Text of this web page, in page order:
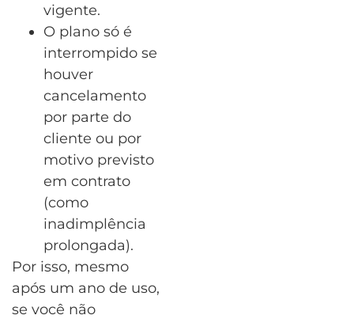
vigente.
O plano só é
interrompido se
houver
cancelamento
por parte do
cliente ou por
motivo previsto
em contrato
(como
inadimplência
prolongada).
Por isso, mesmo
após um ano de uso,
se você não